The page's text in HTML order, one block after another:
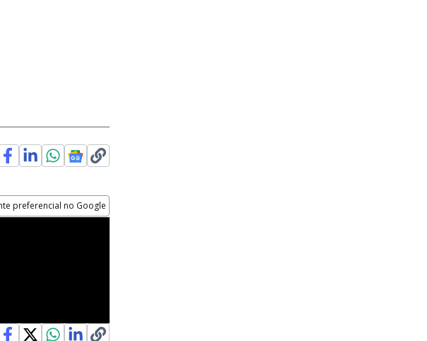
preferencial no Google